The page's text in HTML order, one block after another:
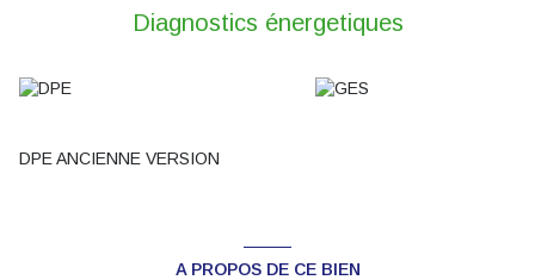
Géorisques. www.georisques.gouv.fr. N'hesitez pas à contacter
Mr Damidot au 06.08.85.71.81 si vous souhaitez venir découvrir
Diagnostics énergetiques
DPE ANCIENNE VERSION
A PROPOS DE CE BIEN